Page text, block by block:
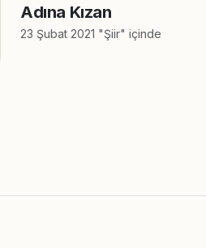
Adına Kızan
23 Şubat 2021 "Şiir" içinde